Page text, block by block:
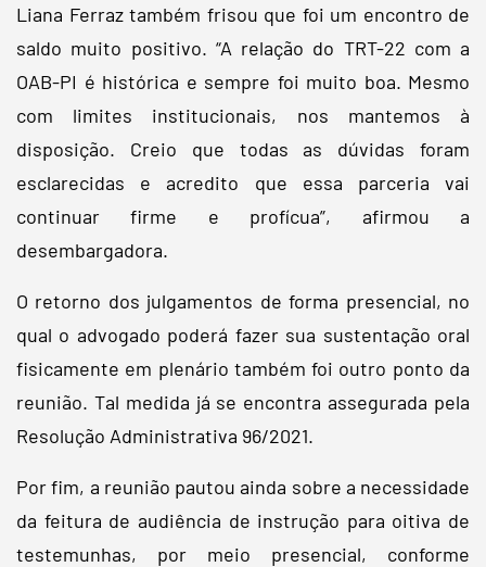
Liana Ferraz também frisou que foi um encontro de
saldo muito positivo. “A relação do TRT-22 com a
OAB-PI é histórica e sempre foi muito boa. Mesmo
com limites institucionais, nos mantemos à
disposição. Creio que todas as dúvidas foram
esclarecidas e acredito que essa parceria vai
continuar firme e profícua”, afirmou a
desembargadora.
O retorno dos julgamentos de forma presencial, no
qual o advogado poderá fazer sua sustentação oral
fisicamente em plenário também foi outro ponto da
reunião. Tal medida já se encontra assegurada pela
Resolução Administrativa 96/2021.
Por fim, a reunião pautou ainda sobre a necessidade
da feitura de audiência de instrução para oitiva de
testemunhas, por meio presencial, conforme